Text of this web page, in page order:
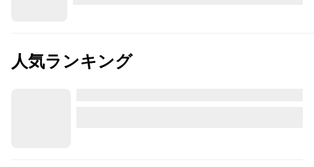
人気ランキング